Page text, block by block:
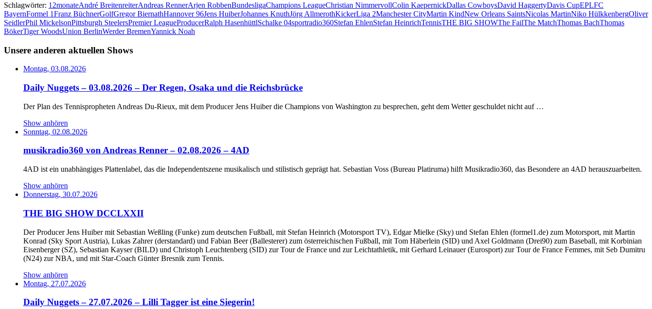
Schlagwörter: 12monateAndré BreitenreiterAndreas RennerArjen RobbenBundesligaChampions LeagueChristian NimmervollColin KaepernickDallas CowboysDavid HaggertyDavis CupEPLFC
BayernFormel 1Franz BüchnerGolfGregor BiernathHannover 96Jens HuiberJohannes KnuthJörg AllmerothKickerLiga 2Manchester CityMartin KindNew Orleans SaintsNicolas MartinNiko HülkkenbergOliver
SeidlerPhil MickelsonPittsburgh SteelersPremier LeagueProducerRalph HasenhüttlSchalke 04sportradio360Stefan EhlenStefan HeinrichTennisTHE BIG SHOWThe FailThe MatchThomas BachThomas
BökerTiger WoodsUnion BerlinWerder BremenYannick Noah
Unsere anderen aktuellen Shows
Montag, 03.08.2026
Daily Nuggets – 03.08.2026 – Der Regen, Osaka und die Reichsbrücke
Der Plan des Tennispropheten Andreas Du-Rieux, mit dem Producer Jens Huiber die Champions von Washington zu besprechen, geht dem Wetter geschuldet nicht auf …
Show anhören
Sonntag, 02.08.2026
musikradio360 von Andreas Renner – 02.08.2026 – 4AD
4AD ist ein unabhängiges Plattenlabel, das die Independentszene musikalisch und stilistisch geprägt hat. Sebastian Voss (Bureau Platiruma) hilft Musikradio360, das Besondere an 4AD herauszuarbeiten.
Show anhören
Donnerstag, 30.07.2026
THE BIG SHOW DCCLXXII
Der Producer Jens Huiber mit Sebastian Weßling (Funke) zum deutschen Fußball, mit Stefan Heinrich (Motorsport TV), Edgar Mielke (Sky) und Stefan Ehlen (formel1.de) zum Motorsport, mit Martin
Konrad (Sky Sport Austria), Lukas Zahrer (derstandard) und Fabian Beer (Ballesterer) zum österreichischen Fußball, mit Tom Häberlein (SID) und Axel Goldmann (Drei90) zum Baseball, mit Korbinian
Eisenberger (SZ), Sebastian Kayser (BILD) und Christoph Leuchtenberg (SID) zur Tour de France und zur Leichtathletik, mit Gerhard Leinauer (Eurosport) zur Tour de France Femmes, mit Seb Dumitru
(N24) zur NBA, und mit Star-Coach Günter Bresnik zum Tennis.
Show anhören
Montag, 27.07.2026
Daily Nuggets – 27.07.2026 – Lilli Tagger ist eine Siegerin!